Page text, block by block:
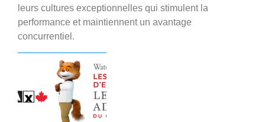
leurs cultures exceptionnelles qui stimulent la
performance et maintiennent un avantage
concurrentiel.